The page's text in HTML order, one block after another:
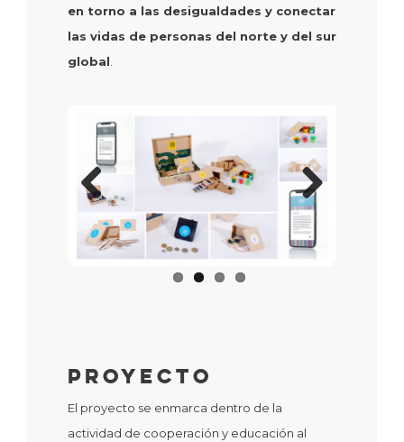
en torno a las desigualdades y conectar
las vidas de personas del norte y del sur
global
Next
Proyecto
El proyecto se enmarca dentro de la
actividad de cooperación y educación al